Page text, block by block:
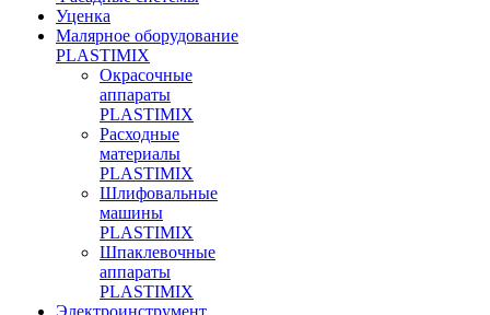
Уценка
Малярное оборудование
PLASTIMIX
Окрасочные
аппараты
PLASTIMIX
Расходные
материалы
PLASTIMIX
Шлифовальные
машины
PLASTIMIX
Шпаклевочные
аппараты
PLASTIMIX
Электроинструмент